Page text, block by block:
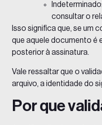
consultar o
Isso significa que, se um
que aquele documento é
posterior à assinatura.
Vale ressaltar que o
arquivo, a identidade do
Por que